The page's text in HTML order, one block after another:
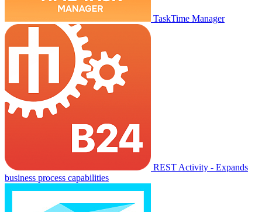
TaskTime Manager
REST Activity - Expands
business process capabilities